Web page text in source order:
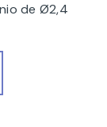
de Ø2,4